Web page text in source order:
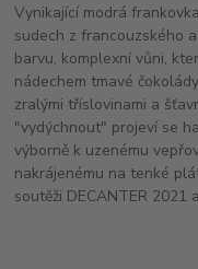
Vynikající modrá
sudech z francouzského
barvu, komplexní vůni,
nádechem tmavé
zralými tříslovinami a
"vydýchnout" projeví se
výborně k uzenému
nakrájenému na tenké
soutěži DECANTER 2021